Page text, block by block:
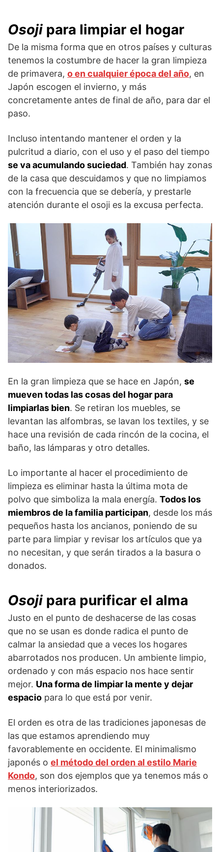
Osoji para limpiar el hogar
De la misma forma que en otros países y culturas
tenemos la costumbre de hacer la gran limpieza
de primavera, o en cualquier época del año, en
Japón escogen el invierno, y más
concretamente antes de final de año, para dar el
paso.
Incluso intentando mantener el orden y la
pulcritud a diario, con el uso y el paso del tiempo
se va acumulando suciedad. También hay zonas
de la casa que descuidamos y que no limpiamos
con la frecuencia que se debería, y prestarle
atención durante el osoji es la excusa perfecta.
En la gran limpieza que se hace en Japón, se
mueven todas las cosas del hogar para
limpiarlas bien. Se retiran los muebles, se
levantan las alfombras, se lavan los textiles, y se
hace una revisión de cada rincón de la cocina, el
baño, las lámparas y otro detalles.
Lo importante al hacer el procedimiento de
limpieza es eliminar hasta la última mota de
polvo que simboliza la mala energía. Todos los
miembros de la familia participan, desde los más
pequeños hasta los ancianos, poniendo de su
parte para limpiar y revisar los artículos que ya
no necesitan, y que serán tirados a la basura o
donados.
Osoji para purificar el alma
Justo en el punto de deshacerse de las cosas
que no se usan es donde radica el punto de
calmar la ansiedad que a veces los hogares
abarrotados nos producen. Un ambiente limpio,
ordenado y con más espacio nos hace sentir
mejor. Una forma de limpiar la mente y dejar
espacio para lo que está por venir.
El orden es otra de las tradiciones japonesas de
las que estamos aprendiendo muy
favorablemente en occidente. El minimalismo
japonés o el método del orden al estilo Marie
Kondo, son dos ejemplos que ya tenemos más o
menos interiorizados.